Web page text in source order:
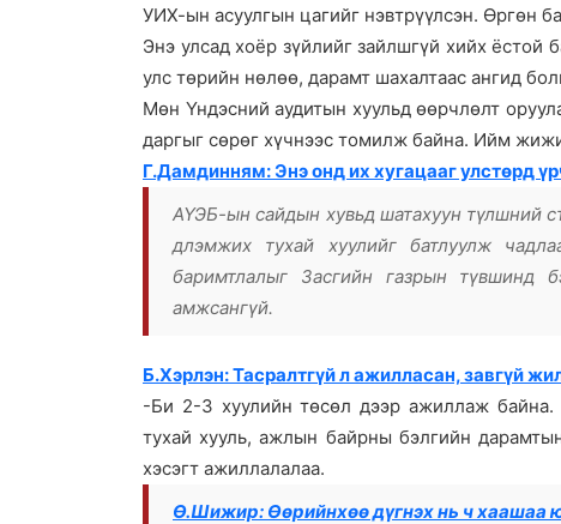
УИХ-ын асуулгын цагийг нэвтрүүлсэн. Өргөн
Энэ улсад хоёр зүйлийг зайлшгүй хийх ёстой
улс төрийн нөлөө, дарамт шахалтаас ангид
Мөн Үндэсний аудитын хуульд өөрчлөлт
даргыг сөрөг хүчнээс томилж байна. Ийм
Г.Дамдинням: Энэ онд их хугацааг улстөрд
АҮЭБ-ын сайдын хувьд шатахуун түлшний
длэмжих тухай хуулийг батлуулж
баримтлалыг Засгийн газрын түвшинд
амжсангүй.
Б.Хэрлэн: Тасралтгүй л ажилласан, завгүй
-Би 2-3 хуулийн төсөл дээр ажиллаж
тухай хууль, ажлын байрны бэлгийн
хэсэгт ажиллалалаа.
Ө.Шижир: Өөрийнхөө дүгнэх нь ч хаашаа